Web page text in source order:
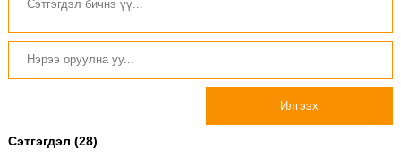
Илгээх
Сэтгэгдэл (28)